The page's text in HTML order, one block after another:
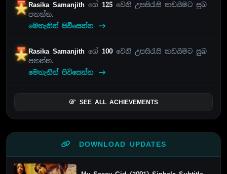
Rasika Samanjithගේ 125 වෙනි උපසිරැසි කඩයීමට සුබ
පතන්න.
මෙතැනින් පිවිසෙන්න
Rasika Samanjithගේ 100වෙනි උපසිරැසි කඩයීමට සුබ
පතන්න.
මෙතැනින් පිවිසෙන්න
SEE ALL ACHIEVEMENTS
DOWNLOAD UPDATES